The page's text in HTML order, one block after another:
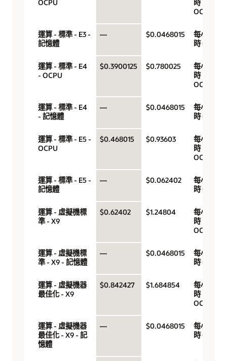
OCPU
時
OCPU
運算 - 標準 - E3 -
記憶體
— $0.0468015
每小
時 GB
運算 - 標準 - E4
- OCPU
$0.3900125 $0.780025
每小
時
OCPU
運算 - 標準 - E4
- 記憶體
— $0.0468015
每小
時 GB
運算 - 標準 - E5 -
OCPU
$0.468015 $0.93603
每小
時
OCPU
運算 - 標準 - E5 -
記憶體
— $0.062402
每小
時 GB
運算 - 虛擬機標
準 - X9
$0.62402 $1.24804
每小
時
OCPU
運算 - 虛擬機標
準 - X9 - 記憶體
— $0.0468015
每小
時 GB
運算 - 虛擬機器
最佳化 - X9
$0.842427 $1.684854
每小
時
OCPU
運算 - 虛擬機器
最佳化 - X9 - 記
憶體
— $0.0468015
每小
時 GB